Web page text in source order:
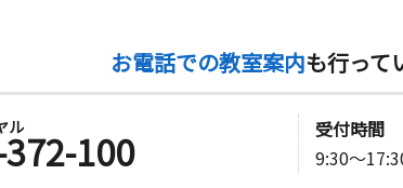
土
日
お電話での教室案内も行って
ル 100
受付時間
9:30～